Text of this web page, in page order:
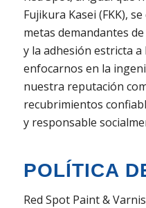
Fujikura Kasei (FKK),
metas demandantes
y la adhesión estricta a
enfocarnos en la
nuestra reputación
recubrimientos
y responsable
POLÍTICA
Red Spot Paint &